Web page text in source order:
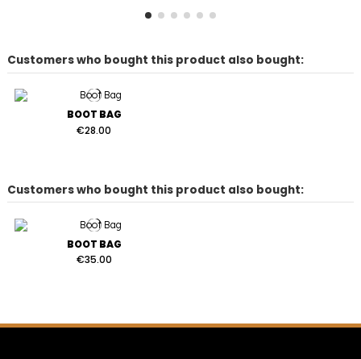
Customers who bought this product also bought:
BOOT BAG
€28.00
Customers who bought this product also bought:
BOOT BAG
€35.00